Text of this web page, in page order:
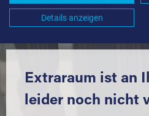
Komfortabel
Extraraum ist an
leider noch nicht
Details anzeigen